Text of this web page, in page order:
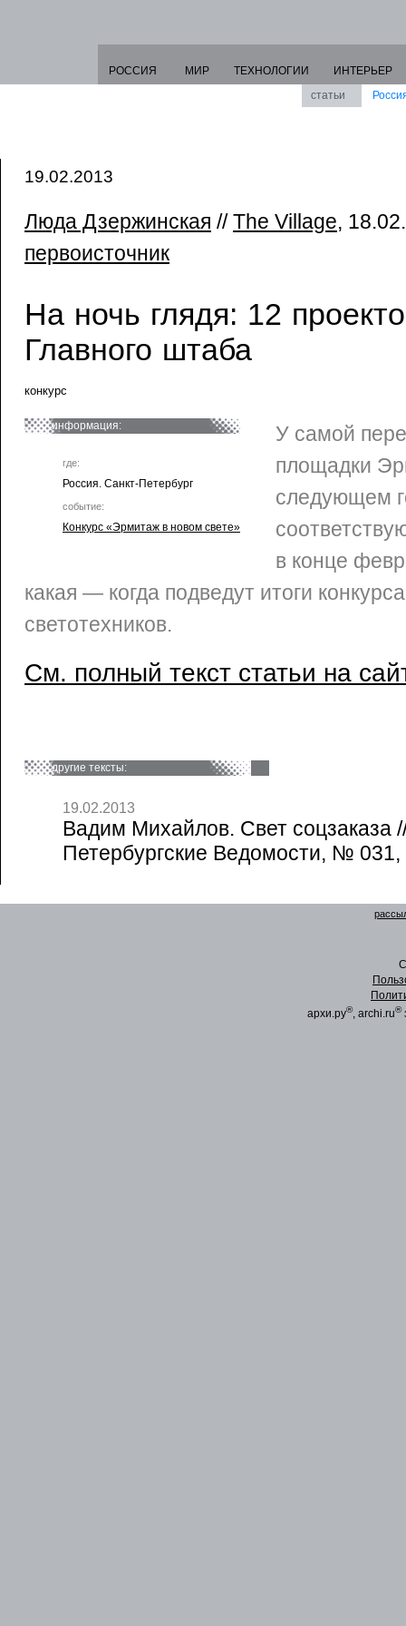
РОССИЯ МИР ТЕХНОЛОГИИ
ИНТЕРЬЕР
статьи
19.02.2013
Люда Дзержинская //The Village,
первоисточник
На ночь глядя: 12
Главного штаба
конкурс
информация:
где:
Россия. Санкт-Петербург
событие:
Конкурс «Эрмитаж в новом свете»
У самой
площадки
следующем
в конце
какая — когда подведут итоги
светотехников.
См. полный текст статьи на
другие тексты:
19.02.2013
Вадим Михайлов. Свет соцзаказа
Петербургские Ведомости, № 031,
архи.ру®, archi.ru®